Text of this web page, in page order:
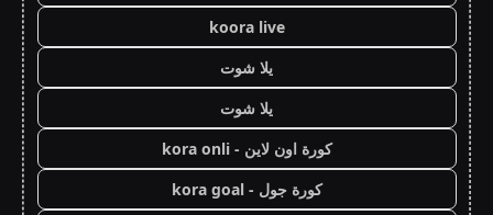
koora live
يلا شوت
يلا شوت
كورة اون لاين - kora onli
كورة جول - kora goal